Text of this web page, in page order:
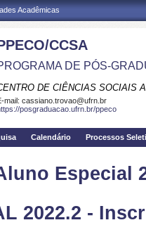
Acadêmicas
CCSA
DE PÓS-
DE CIÊNCIAS SOCIAIS
mail: cassiano.trovao@ufrn.br
posgraduacao.ufrn.br/ppeco
Calendário Processos
Especial
2022.2 -